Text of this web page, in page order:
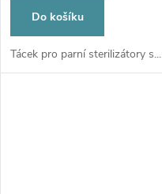
Do košíku
Tácek pro parní sterilizátory s...